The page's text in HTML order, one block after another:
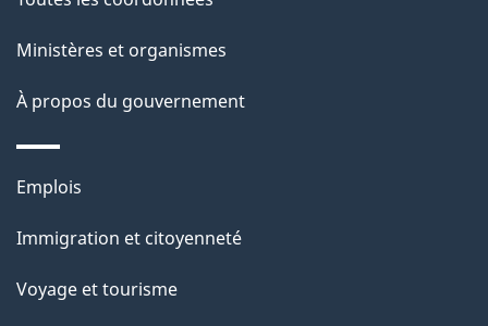
ei
n
s
u
r
c
t
Ministères et organismes
À propos du gouvernement
Thèmes
sujets
Emplois
Immigration et citoyenneté
Voyage et tourisme